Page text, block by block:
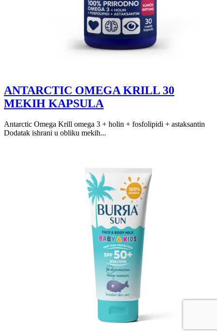
ANTARCTIC OMEGA KRILL 30
MEKIH KAPSULA
Antarctic Omega Krill omega 3 + holin + fosfolipidi + astaksantin
Dodatak ishrani u obliku mekih...